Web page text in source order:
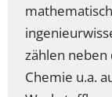
zählen
Chemie u.a.